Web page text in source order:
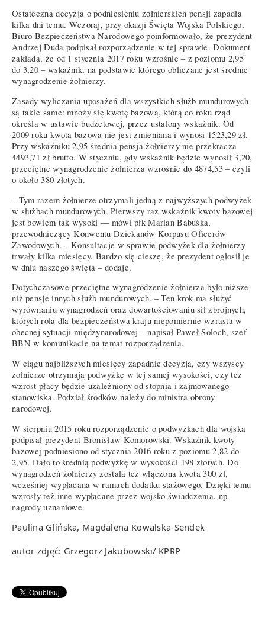
Ostateczna decyzja o podniesieniu żołnierskich pensji zapadła
kilka dni temu. Wczoraj, przy okazji Święta Wojska Polskiego,
Biuro Bezpieczeństwa Narodowego poinformowało, że prezydent
Andrzej Duda podpisał rozporządzenie w tej sprawie. Dokument
zakłada, że od 1 stycznia 2017 roku wzrośnie – z poziomu 2,95
do 3,20 – wskaźnik, na podstawie którego obliczane jest średnie
wynagrodzenie żołnierzy.
Zasady wyliczania uposażeń dla wszystkich służb mundurowych
są takie same: mnoży się kwotę bazową, którą co roku rząd
określa w ustawie budżetowej, przez ustalony wskaźnik. Od
2009 roku kwota bazowa nie jest zmieniana i wynosi 1523,29 zł.
Przy wskaźniku 2,95 średnia pensja żołnierzy nie przekracza
4493,71 zł brutto. W styczniu, gdy wskaźnik będzie wynosił 3,20,
przeciętne wynagrodzenie żołnierza wzrośnie do 4874,53 – czyli
o około 380 złotych.
– Tym razem żołnierze otrzymali jedną z najwyższych podwyżek
w służbach mundurowych. Pierwszy raz wskaźnik kwoty bazowej
jest bowiem tak wysoki –– mówi płk Marian Babuśka,
przewodniczący Konwentu Dziekanów Korpusu Oficerów
Zawodowych. – Konsultacje w sprawie podwyżek dla żołnierzy
trwały kilka miesięcy. Bardzo się cieszę, że prezydent ogłosił je
w dniu naszego święta – dodaje.
Dotychczasowe przeciętne wynagrodzenie żołnierza było niższe
niż pensje innych służb mundurowych. – Ten krok ma służyć
wyrównaniu wynagrodzeń oraz dowartościowaniu sił zbrojnych,
których rola dla bezpieczeństwa kraju niepomiernie wzrasta w
obecnej sytuacji międzynarodowej – napisał Paweł Soloch, szef
BBN w komunikacie na temat rozporządzenia.
W ciągu najbliższych miesięcy zapadnie decyzja, czy wszyscy
żołnierze otrzymają podwyżkę w tej samej wysokości, czy też
wzrost płacy będzie uzależniony od stopnia i zajmowanego
stanowiska. Podział środków należy do ministra obrony
narodowej.
W sierpniu 2015 roku rozporządzenie o podwyżkach dla wojska
podpisał prezydent Bronisław Komorowski. Wskaźnik kwoty
bazowej podniesiono od stycznia 2016 roku z poziomu 2,82 do
2,95. Dało to średnią podwyżkę w wysokości 198 złotych. Do
wynagrodzeń żołnierzy została też włączona kwota 300 zł,
wcześniej wypłacana w ramach dodatku stażowego. Dzięki temu
wzrosły też inne wypłacane przez wojsko świadczenia, np.
nagrody uznaniowe.
Paulina Glińska, Magdalena Kowalska-Sendek
autor zdjęć: Grzegorz Jakubowski/ KPRP